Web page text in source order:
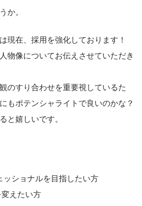
か。
現在、採用を強化しております！
物像についてお伝えさせていただき
のすり合わせを重要視しているた
もポテンシャライトで良いのかな？
と嬉しいです。
ッショナルを目指したい方
変えたい方